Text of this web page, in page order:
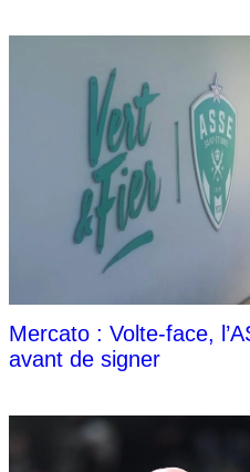
Mercato : Volte-face,
avant de signer